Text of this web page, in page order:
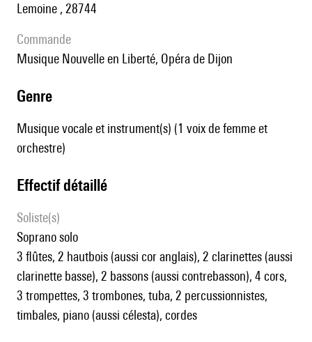
Lemoine , 28744
Commande
Musique Nouvelle en Liberté, Opéra de Dijon
genre
Musique vocale et instrument(s) (1 voix de femme et
orchestre)
effectif détaillé
Soliste(s)
soprano solo
3 flûtes, 2 hautbois (aussi cor anglais), 2 clarinettes (aussi
clarinette basse), 2 bassons (aussi contrebasson), 4 cors,
3 trompettes, 3 trombones, tuba, 2 percussionnistes,
timbales, piano (aussi célesta), cordes